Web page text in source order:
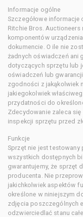
Informacje ogólne
Szczegółowe informacje
Ritchie Bros. Auctioneers
komponentów
dokumencie. O ile nie
żadnych oświadczeń ani
dotyczących sprzętu lub
oświadczeń lub
zgodności z jakąkolwiek
jakiegokolwiek
przydatności do
Zdecydowanie zaleca
inspekcji sprzętu przed
Funkcje
Sprzęt nie jest testowany
wszystkich dostępnych
gwarantujemy, że sprzęt
producenta. Nie
jakichkolwiek aspektów
określone w niniejszym
zdjęcia poszczególnych
odzwierciedlać stanu